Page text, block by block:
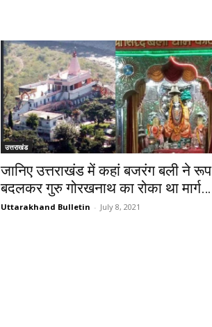
उत्तराखंड
जानिए उत्तराखंड में कहां बजरंग बली ने रूप
बदलकर गुरु गोरखनाथ का रोका था मार्ग…
Uttarakhand Bulletin - July 8, 2021